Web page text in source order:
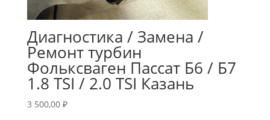
Диагностика / Замена /
Ремонт турбин
Фольксваген Пассат Б6 / Б7
1.8 TSI / 2.0 TSI Казань
3 500,00 ₽